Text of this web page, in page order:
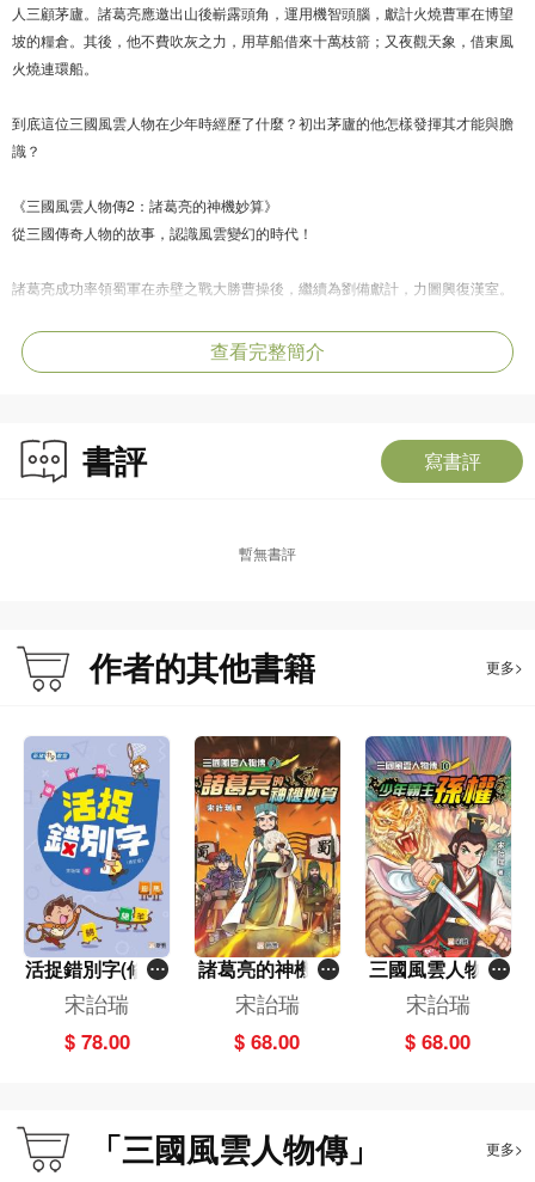
人三顧茅廬。諸葛亮應邀出山後嶄露頭角，運用機智頭腦，獻計火燒曹軍在博望
坡的糧倉。其後，他不費吹灰之力，用草船借來十萬枝箭；又夜觀天象，借東風
火燒連環船。
到底這位三國風雲人物在少年時經歷了什麼？初出茅廬的他怎樣發揮其才能與膽
識？
《三國風雲人物傳2：諸葛亮的神機妙算》
從三國傳奇人物的故事，認識風雲變幻的時代！
諸葛亮成功率領蜀軍在赤壁之戰大勝曹操後，繼續為劉備獻計，力圖興復漢室。
劉備逝世前把兒子劉禪託付給諸葛亮，他自此心輔佐後主，曾七擒七縱南蠻王孟
獲，又多次興師北伐抗魏。諸葛亮一生鞠躬盡瘁，到底他是如何憑藉神機妙算，
「三國時代」被稱為中國歷史上的「英雄時代」，歷史故事性強，一向深受小朋
的閱讀興趣之餘，更可讓他們從閱讀圖畫書輕鬆過度到文字書。
．生動的小說形式，讀者可一邊看故事，一邊認識三國時期的人物及事件。
．三國時期故事的橋樑書，文圖比例較高，吸引孩子自主閱讀，有助他們逐步建
查看完整簡介
書評 寫書評
暫無書評
作者的其他書籍 更多>
活捉錯別字(修訂
版)[新雅中文教
室]
宋詒瑞
$ 78.00
諸葛亮的神機妙
算 (2)[三國風雲
人物傳]
宋詒瑞
$ 68.00
三國風雲人物傳
(10)少年霸主孫
權
宋詒瑞
$ 68.00
「三國風雲人物傳」 更多>